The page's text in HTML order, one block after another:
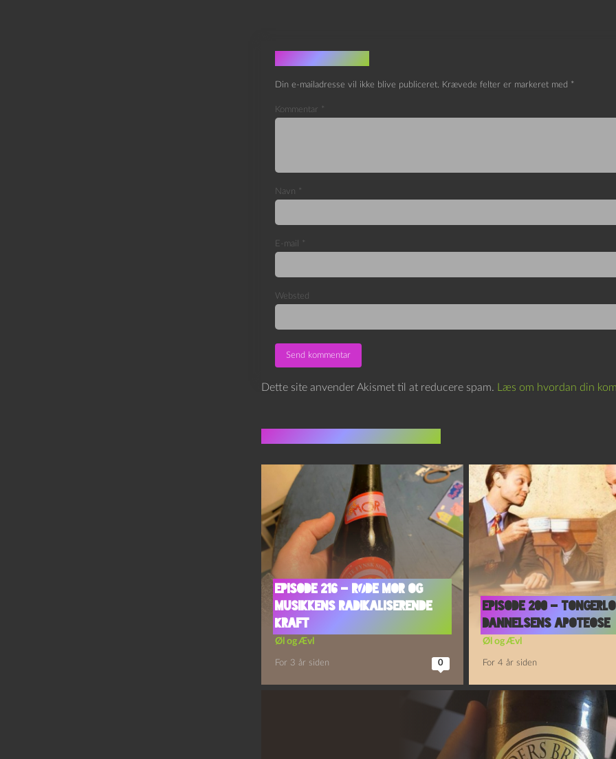
Skriv et svar
Din e-mailadresse vil ikke blive publiceret. Krævede felter er markeret med *
Kommentar *
Navn *
E-mail *
Websted
Dette site anvender Akismet til at reducere spam. Læs om hvordan din
Episode 216 – Røde Mor og
Musikkens Radikaliserende
Kraft
Øl og Ævl
For 3 år siden 0
Episode 200 –
Dannelsens Apoteose
Øl og Ævl
For 4 år siden